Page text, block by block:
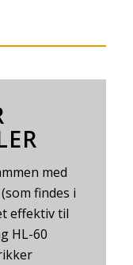
med
findes i
effektiv til
HL-60